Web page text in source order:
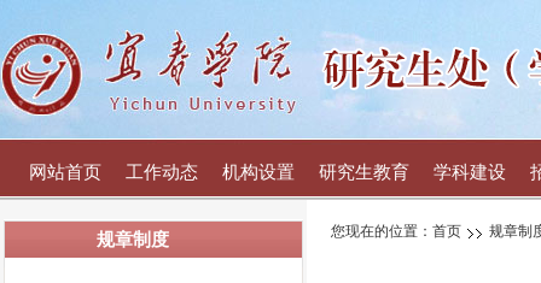
网站首页 工作动态 机构设置 研究生教育 学科建设
规章制度 您现在的位置： 首页 规章制